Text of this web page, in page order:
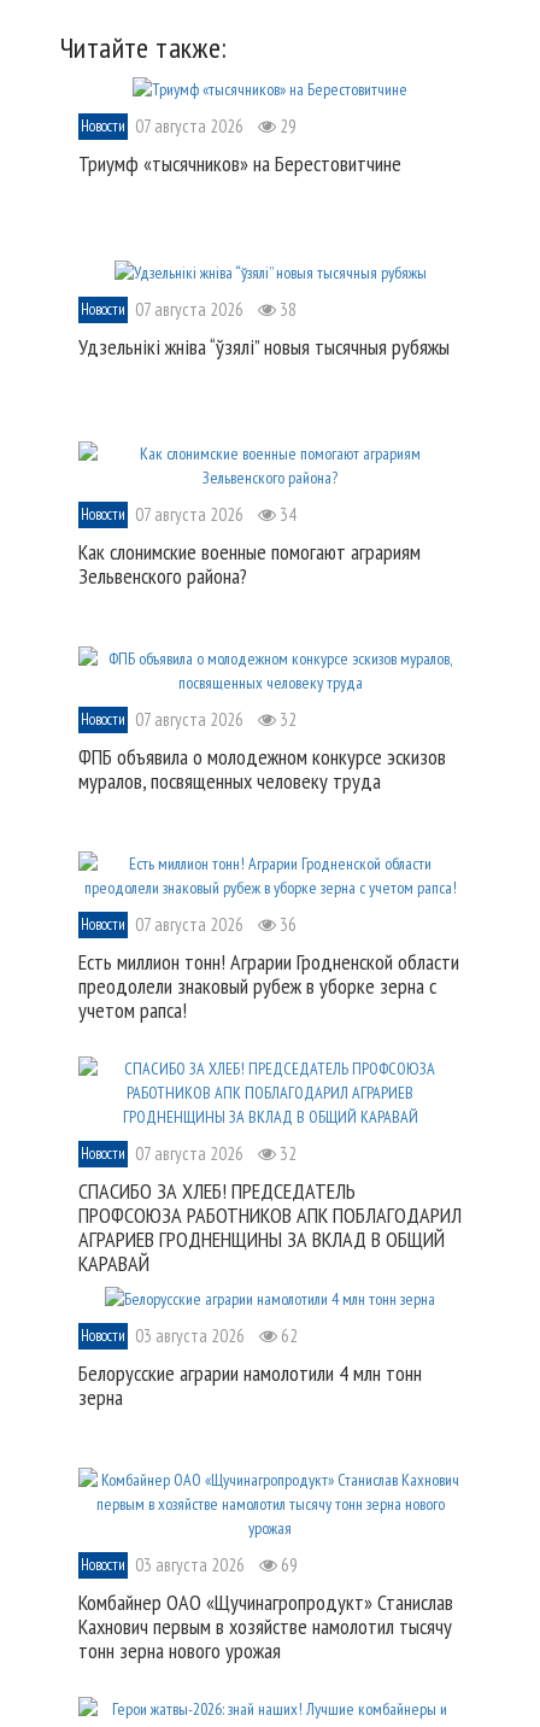
Читайте также:
Новости 07 августа 2026 29
Триумф «тысячников» на Берестовитчине
Новости 07 августа 2026 38
Удзельнікі жніва “ўзялі” новыя тысячныя рубяжы
Новости 07 августа 2026 34
Как слонимские военные помогают аграриям
Зельвенского района?
Новости 07 августа 2026 32
ФПБ объявила о молодежном конкурсе эскизов
муралов, посвященных человеку труда
Новости 07 августа 2026 36
Есть миллион тонн! Аграрии Гродненской области
преодолели знаковый рубеж в уборке зерна с
учетом рапса!
Новости 07 августа 2026 32
СПАСИБО ЗА ХЛЕБ! ПРЕДСЕДАТЕЛЬ
ПРОФСОЮЗА РАБОТНИКОВ АПК ПОБЛАГОДАРИЛ
АГРАРИЕВ ГРОДНЕНЩИНЫ ЗА ВКЛАД В ОБЩИЙ
КАРАВАЙ
Новости 03 августа 2026 62
Белорусские аграрии намолотили 4 млн тонн
зерна
Новости 03 августа 2026 69
Комбайнер ОАО «Щучинагропродукт» Станислав
Кахнович первым в хозяйстве намолотил тысячу
тонн зерна нового урожая